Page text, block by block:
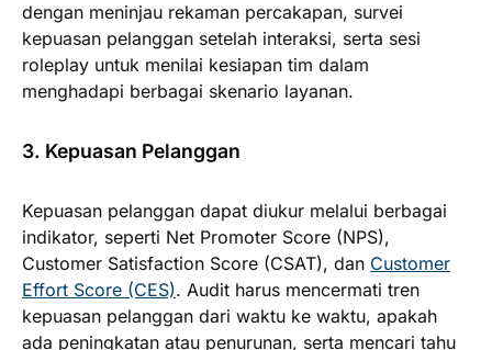
dengan meninjau rekaman percakapan, survei
kepuasan pelanggan setelah interaksi, serta sesi
roleplay untuk menilai kesiapan tim dalam
menghadapi berbagai skenario layanan.
3. Kepuasan Pelanggan
Kepuasan pelanggan dapat diukur melalui berbagai
indikator, seperti Net Promoter Score (NPS),
Customer Satisfaction Score (CSAT), dan Customer
Effort Score (CES). Audit harus mencermati tren
kepuasan pelanggan dari waktu ke waktu, apakah
ada peningkatan atau penurunan, serta mencari tahu